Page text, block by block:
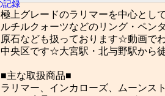
極上グレードのラリマーを中心とし
ルチルクォーツなどのリング・ペン
原石なども扱っております☆動画で
中央区です☆大宮駅・北与野駅から
■主な取扱商品■
ラリマー、インカローズ、ムーンス